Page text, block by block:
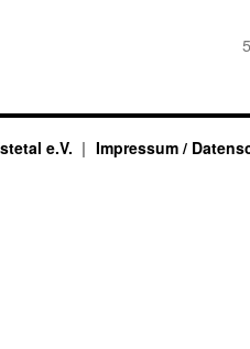
e.V. Impressum /